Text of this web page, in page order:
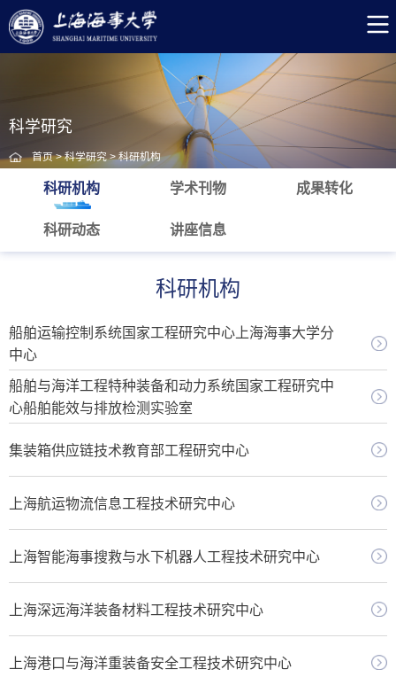
科学研究
首页>科学研究>科研机构
科研机构 学术刊物 成果转化
科研动态 讲座信息
科研机构
船舶运输控制系统国家工程研究中心上海海事大学分
中心
船舶与海洋工程特种装备和动力系统国家工程研究中
心船舶能效与排放检测实验室
集装箱供应链技术教育部工程研究中心
上海航运物流信息工程技术研究中心
上海智能海事搜救与水下机器人工程技术研究中心
上海深远海洋装备材料工程技术研究中心
上海港口与海洋重装备安全工程技术研究中心